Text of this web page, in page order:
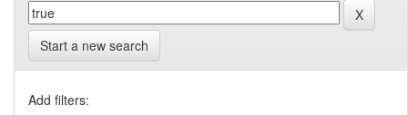
Start a new search
Add filters: